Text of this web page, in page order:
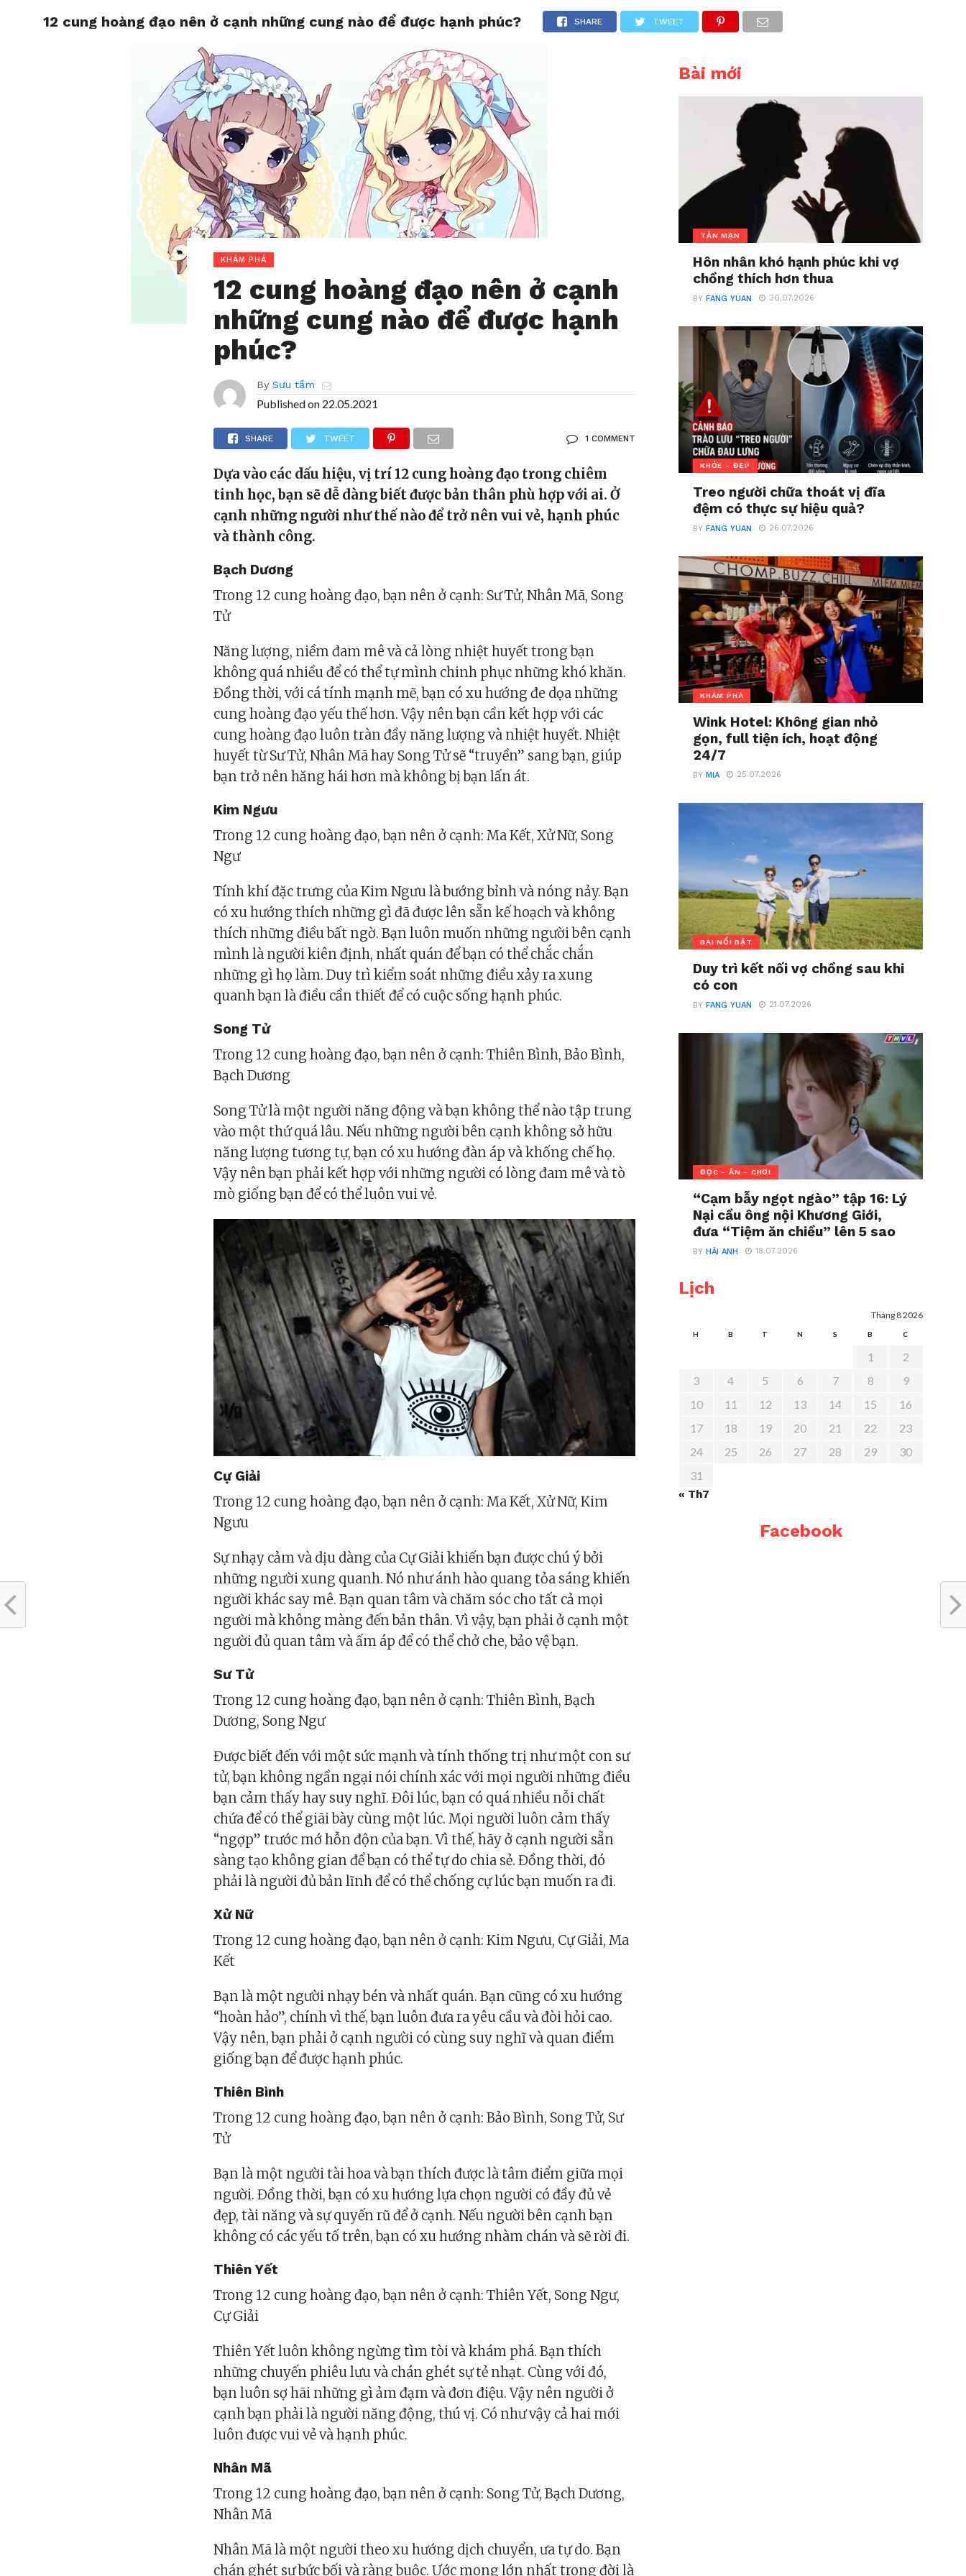
HOME CHIA SẺ LƯỢM LẶT TẢN MẠN THƯ GIÃN
12 cung hoàng đạo nên ở cạnh những cung nào để được hạnh phúc? SHARE TWEET
KHÁM PHÁ
12 cung hoàng đạo nên ở cạnh
những cung nào để được hạnh
phúc?
By Sưu tầm
Published on 22.05.2021
SHARE TWEET 1 COMMENT
Dựa vào các dấu hiệu, vị trí 12 cung hoàng đạo trong chiêm
tinh học, bạn sẽ dễ dàng biết được bản thân phù hợp với ai. Ở
cạnh những người như thế nào để trở nên vui vẻ, hạnh phúc
và thành công.
Bạch Dương
Trong 12 cung hoàng đạo, bạn nên ở cạnh: Sư Tử, Nhân Mã, Song
Tử
Năng lượng, niềm đam mê và cả lòng nhiệt huyết trong bạn
không quá nhiều để có thể tự mình chinh phục những khó khăn.
Đồng thời, với cá tính mạnh mẽ, bạn có xu hướng đe dọa những
cung hoàng đạo yếu thế hơn. Vậy nên bạn cần kết hợp với các
cung hoàng đạo luôn tràn đầy năng lượng và nhiệt huyết. Nhiệt
huyết từ Sư Tử, Nhân Mã hay Song Tử sẽ “truyền” sang bạn, giúp
bạn trở nên hăng hái hơn mà không bị bạn lấn át.
Kim Ngưu
Trong 12 cung hoàng đạo, bạn nên ở cạnh: Ma Kết, Xử Nữ, Song
Ngư
Tính khí đặc trưng của Kim Ngưu là bướng bỉnh và nóng nảy. Bạn
có xu hướng thích những gì đã được lên sẵn kế hoạch và không
thích những điều bất ngờ. Bạn luôn muốn những người bên cạnh
mình là người kiên định, nhất quán để bạn có thể chắc chắn
những gì họ làm. Duy trì kiểm soát những điều xảy ra xung
quanh bạn là điều cần thiết để có cuộc sống hạnh phúc.
Song Tử
Trong 12 cung hoàng đạo, bạn nên ở cạnh: Thiên Bình, Bảo Bình,
Bạch Dương
Song Tử là một người năng động và bạn không thể nào tập trung
vào một thứ quá lâu. Nếu những người bên cạnh không sở hữu
năng lượng tương tự, bạn có xu hướng đàn áp và khống chế họ.
Vậy nên bạn phải kết hợp với những người có lòng đam mê và tò
mò giống bạn để có thể luôn vui vẻ.
Cự Giải
Trong 12 cung hoàng đạo, bạn nên ở cạnh: Ma Kết, Xử Nữ, Kim
Ngưu
Sự nhạy cảm và dịu dàng của Cự Giải khiến bạn được chú ý bởi
những người xung quanh. Nó như ánh hào quang tỏa sáng khiến
người khác say mê. Bạn quan tâm và chăm sóc cho tất cả mọi
người mà không màng đến bản thân. Vì vậy, bạn phải ở cạnh một
người đủ quan tâm và ấm áp để có thể chở che, bảo vệ bạn.
Sư Tử
Trong 12 cung hoàng đạo, bạn nên ở cạnh: Thiên Bình, Bạch
Dương, Song Ngư
Được biết đến với một sức mạnh và tính thống trị như một con sư
tử, bạn không ngần ngại nói chính xác với mọi người những điều
bạn cảm thấy hay suy nghĩ. Đôi lúc, bạn có quá nhiều nỗi chất
chứa để có thể giãi bày cùng một lúc. Mọi người luôn cảm thấy
“ngợp” trước mớ hỗn độn của bạn. Vì thế, hãy ở cạnh người sẵn
sàng tạo không gian để bạn có thể tự do chia sẻ. Đồng thời, đó
phải là người đủ bản lĩnh để có thể chống cự lúc bạn muốn ra đi.
Xử Nữ
Trong 12 cung hoàng đạo, bạn nên ở cạnh: Kim Ngưu, Cự Giải, Ma
Kết
Bạn là một người nhạy bén và nhất quán. Bạn cũng có xu hướng
“hoàn hảo”, chính vì thế, bạn luôn đưa ra yêu cầu và đòi hỏi cao.
Vậy nên, bạn phải ở cạnh người có cùng suy nghĩ và quan điểm
giống bạn để được hạnh phúc.
Thiên Bình
Trong 12 cung hoàng đạo, bạn nên ở cạnh: Bảo Bình, Song Tử, Sư
Tử
Bạn là một người tài hoa và bạn thích được là tâm điểm giữa mọi
người. Đồng thời, bạn có xu hướng lựa chọn người có đầy đủ vẻ
đẹp, tài năng và sự quyến rũ để ở cạnh. Nếu người bên cạnh bạn
không có các yếu tố trên, bạn có xu hướng nhàm chán và sẽ rời đi.
Thiên Yết
Trong 12 cung hoàng đạo, bạn nên ở cạnh: Thiên Yết, Song Ngư,
Cự Giải
Thiên Yết luôn không ngừng tìm tòi và khám phá. Bạn thích
những chuyến phiêu lưu và chán ghét sự tẻ nhạt. Cùng với đó,
bạn luôn sợ hãi những gì ảm đạm và đơn điệu. Vậy nên người ở
cạnh bạn phải là người năng động, thú vị. Có như vậy cả hai mới
luôn được vui vẻ và hạnh phúc.
Nhân Mã
Trong 12 cung hoàng đạo, bạn nên ở cạnh: Song Tử, Bạch Dương,
Nhân Mã
Nhân Mã là một người theo xu hướng dịch chuyển, ưa tự do. Bạn
chán ghét sự bức bối và ràng buộc. Ước mong lớn nhất trong đời là
Bài mới
TẢN MẠN
Hôn nhân khó hạnh phúc khi vợ
chồng thích hơn thua
BYFANG YUAN 30.07.2026
KHỎE - ĐẸP
Treo người chữa thoát vị đĩa
đệm có thực sự hiệu quả?
BYFANG YUAN 26.07.2026
KHÁM PHÁ
Wink Hotel: Không gian nhỏ
gọn, full tiện ích, hoạt động
24/7
BYMIA 25.07.2026
BÀI NỔI BẬT
Duy trì kết nối vợ chồng sau khi
có con
BYFANG YUAN 21.07.2026
ĐỌC - ĂN - CHƠI
“Cạm bẫy ngọt ngào” tập 16: Lý
Nại cầu ông nội Khương Giới,
đưa “Tiệm ăn chiều” lên 5 sao
BYHẢI ANH 18.07.2026
Lịch
Tháng 8 2026
H B T N S B C
1
2
3
4 5 6 7 8
9
10
11 12 13 14 15
16
17
18 19 20 21 22
23
24
25 26 27 28 29
30
31
« Th7
Facebook